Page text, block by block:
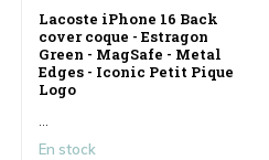
Lacoste iPhone 16 Back
cover coque - Estragon
Green - MagSafe - Metal
Edges - Iconic Petit Pique
Logo
...
En stock